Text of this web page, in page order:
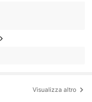
Visualizza altro